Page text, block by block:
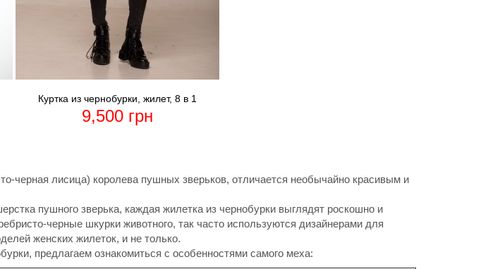
Куртка из чернобурки, жилет, 8 в 1
9,500 грн
черная лисица) королева пушных зверьков, отличается необычайно красивым и
пушного зверька, каждая жилетка из чернобурки выглядят роскошно и
черные шкурки животного, так часто используются дизайнерами для
женских жилеток, и не только.
предлагаем ознакомиться с особенностями самого меха: